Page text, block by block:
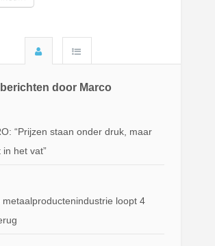
door Marco
“Prijzen staan onder druk, maar
in het vat”
metaalproductenindustrie loopt 4